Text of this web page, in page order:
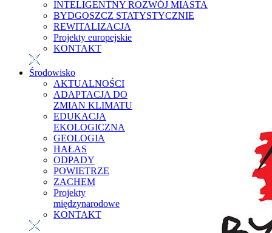
INTELIGENTNY ROZWÓJ MIASTA
BYDGOSZCZ STATYSTYCZNIE
REWITALIZACJA
Projekty europejskie
KONTAKT
Środowisko
AKTUALNOŚCI
ADAPTACJA DO
ZMIAN KLIMATU
EDUKACJA
EKOLOGICZNA
GEOLOGIA
HAŁAS
ODPADY
POWIETRZE
ZACHEM
Projekty
międzynarodowe
KONTAKT